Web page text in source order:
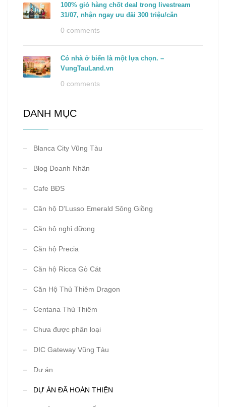
100% giỏ hàng chốt deal trong livestream
31/07, nhận ngay ưu đãi 300 triệu/căn
0 comments
Có nhà ở biển là một lựa chọn. –
VungTauLand.vn
0 comments
DANH MỤC
Blanca City Vũng Tàu
Blog Doanh Nhân
Cafe BĐS
Căn hộ D'Lusso Emerald Sông Giồng
Căn hộ nghỉ dữong
Căn hộ Precia
Căn hộ Ricca Gò Cát
Căn Hộ Thủ Thiêm Dragon
Centana Thủ Thiêm
Chưa được phân loại
DIC Gateway Vũng Tàu
Dự án
DỰ ÁN ĐÃ HOÀN THIỆN